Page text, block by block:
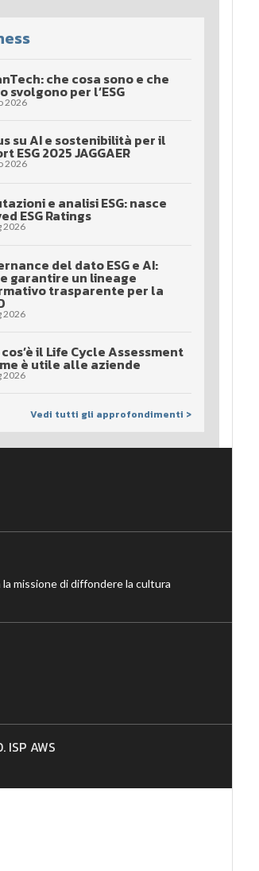
che cosa sono e che
svolgono per l’ESG
2026
su AI e sostenibilità per il
ESG 2025 JAGGAER
2026
e analisi ESG: nasce
ESG Ratings
2026
del dato ESG e AI:
garantire un lineage
trasparente per la
2026
il Life Cycle Assessment
è utile alle aziende
2026
Vedi tutti gli approfondimenti >
missione di diffondere la cultura
AWS